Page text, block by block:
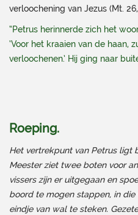
verloochening van Jezus (Mt.
“Petrus herinnerde zich het
‘Voor het kraaien van de haan,
verloochenen.’ Hij ging naar
Roeping.
Het vertrekpunt van Petrus ligt
Meester ziet twee boten voor
vissers zijn er uitgegaan en
boord te mogen stappen, in die
eindje van wal te steken.